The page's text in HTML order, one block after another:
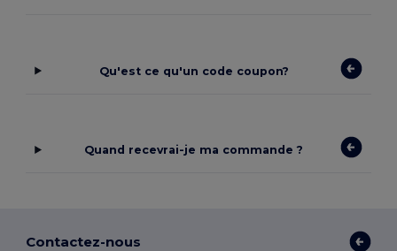
Qu'est ce qu'un code coupon?
Quand recevrai-je ma commande ?
Contactez-nous